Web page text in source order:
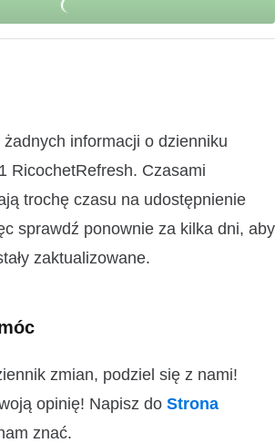
informacji o dzienniku
RicochetRefresh. Czasami
trochę czasu na udostępnienie
sprawdź ponownie za kilka dni, aby
zaktualizowane.
zmian, podziel się z nami!
opinię! Napisz do Strona
znać.